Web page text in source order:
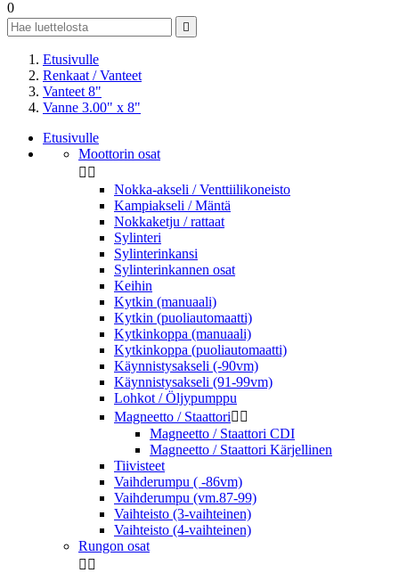
0

Etusivulle
Renkaat / Vanteet
Vanteet 8"
Vanne 3.00" x 8"
Etusivulle
Moottorin osat
 
Nokka-akseli / Venttiilikoneisto
Kampiakseli / Mäntä
Nokkaketju / rattaat
Sylinteri
Sylinterinkansi
Sylinterinkannen osat
Keihin
Kytkin (manuaali)
Kytkin (puoliautomaatti)
Kytkinkoppa (manuaali)
Kytkinkoppa (puoliautomaatti)
Käynnistysakseli (-90vm)
Käynnistysakseli (91-99vm)
Lohkot / Öljypumppu
Magneetto / Staattori 
Magneetto / Staattori CDI
Magneetto / Staattori Kärjellinen
Tiivisteet
Vaihderumpu ( -86vm)
Vaihderumpu (vm.87-99)
Vaihteisto (3-vaihteinen)
Vaihteisto (4-vaihteinen)
Rungon osat
 